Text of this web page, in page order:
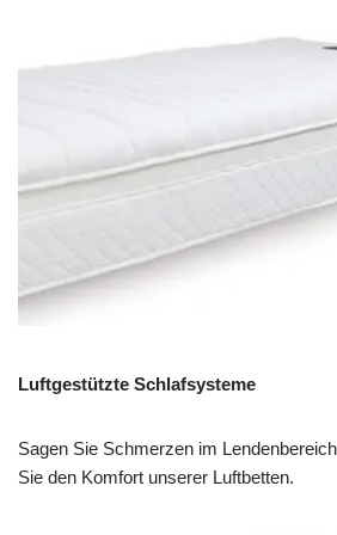
Luftgestützte Schlafsysteme
Sagen Sie Schmerzen im
Sie den Komfort unserer Luftbetten.